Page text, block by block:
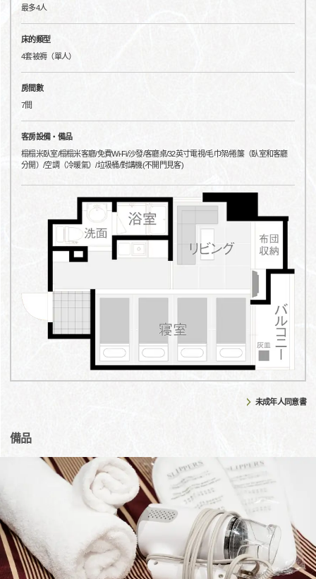
最多4人
床的類型
4套被褥（單人）
房間數
7間
客房設備・備品
榻榻米臥室/榻榻米客廳/免費Wi-Fi/沙發/客廳桌/32英寸電視/毛巾架/捲簾（臥室和客廳
分開）/空調（冷暖氣）/垃圾桶/對講機(不開門見客)
未成年人同意書
備品